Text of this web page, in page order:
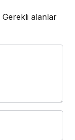
Gerekli alanlar